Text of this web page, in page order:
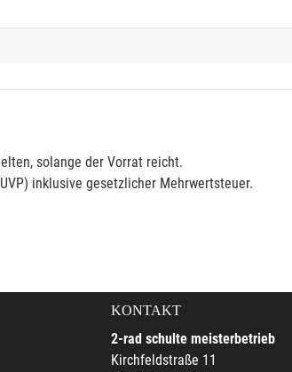
solange der Vorrat reicht.
inklusive gesetzlicher Mehrwertsteuer.
KONTAKT
2-rad schulte meisterbetrieb
Kirchfeldstraße 11